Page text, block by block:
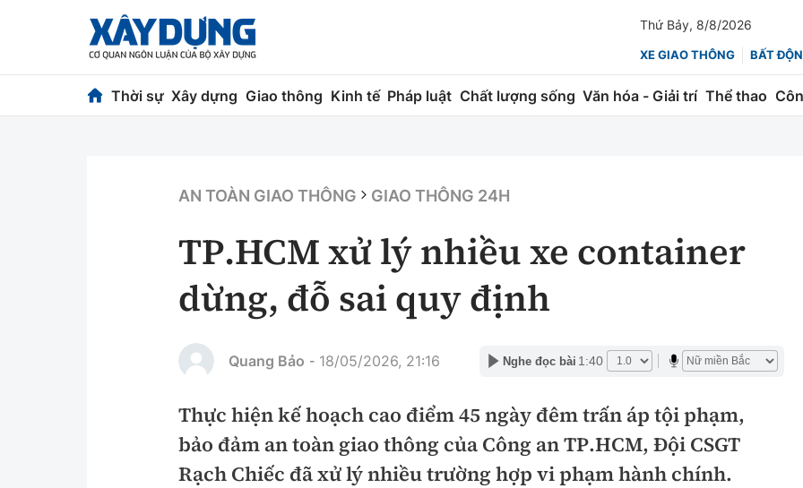
Thứ Bảy, 8/8/2026
XE GIAO THÔNG BẤT
Thời sự Xây dựng Giao thông Kinh tế Pháp luật Chất lượng sống Văn hóa - Giải trí Thể thao
Chuyện dọc đường
Chỉ đạo điều hành
Vật liệu xây dựng
Giám định chất lượng
Quản lý
Hàng không
Đường sắt
Đường sắt tốc độ cao
Đường thủy
Hàng hải
Chứng khoán
Doanh nghiệp
An toàn giao thông
Giao thông 24h
AN TOÀN GIAO THÔNG GIAO THÔNG 24H
TP.HCM xử lý nhiều xe container
dừng, đỗ sai quy định
Quang Bảo - 18/05/2026, 21:16 Nghe đọc bài 1:40
Thực hiện kế hoạch cao điểm 45 ngày đêm trấn áp tội phạm,
bảo đảm an toàn giao thông của Công an TP.HCM, Đội CSGT
Rạch Chiếc đã xử lý nhiều trường hợp vi phạm hành chính.